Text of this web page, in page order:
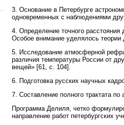
3. Основание в Петербурге
одновременных с наблюдениями
4. Определение точного
Особое внимание уделялось
5. Исследование атмосферной
различия температуры России от
вещей» [61, с. 104].
6. Подготовка русских научных
7. Составление полного трактата
Программа Делиля, четко
направление работ петербургских